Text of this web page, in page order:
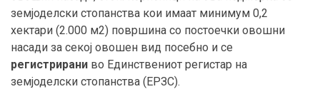
земјоделски стопанства кои имаат минимум 0,2
хектари (2.000 м2) површина со постоечки овошни
насади за секој овошен вид посебно и се
регистрирани во Единствениот регистар на
земјоделски стопанства (ЕРЗС).